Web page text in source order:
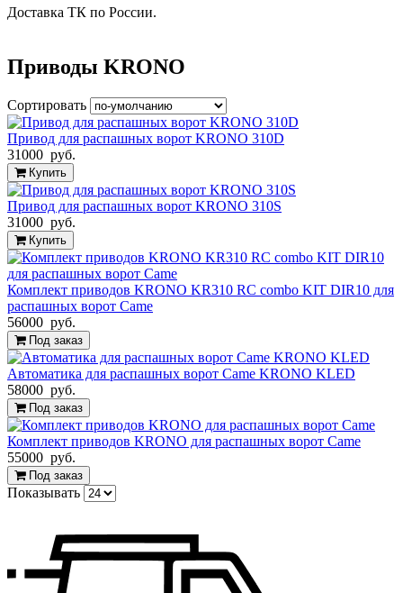
Доставка ТК по России.
Приводы KRONO
Сортировать
Привод для распашных ворот KRONO 310D
31000 руб.
Купить
Привод для распашных ворот KRONO 310S
31000 руб.
Купить
Комплект приводов KRONO KR310 RC combo KIT DIR10 для
распашных ворот Came
56000 руб.
Под заказ
Автоматика для распашных ворот Came KRONO KLED
58000 руб.
Под заказ
Комплект приводов KRONO для распашных ворот Came
55000 руб.
Под заказ
Показывать